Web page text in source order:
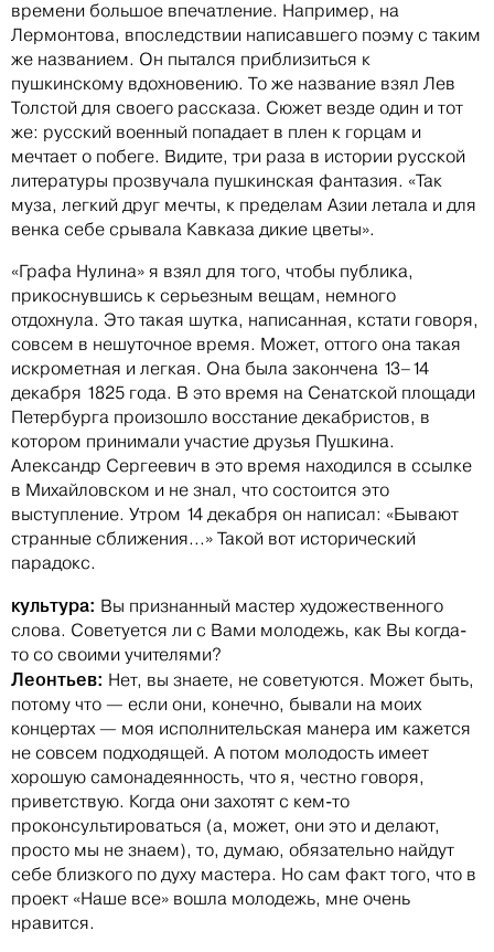
времени большое впечатление. Например, на
Лермонтова, впоследствии написавшего поэму с таким
же названием. Он пытался приблизиться к
пушкинскому вдохновению. То же название взял Лев
Толстой для своего рассказа. Сюжет везде один и тот
же: русский военный попадает в плен к горцам и
мечтает о побеге. Видите, три раза в истории русской
литературы прозвучала пушкинская фантазия. «Так
муза, легкий друг мечты, к пределам Азии летала и для
венка себе срывала Кавказа дикие цветы».
«Графа Нулина» я взял для того, чтобы публика,
прикоснувшись к серьезным вещам, немного
отдохнула. Это такая шутка, написанная, кстати говоря,
совсем в нешуточное время. Может, оттого она такая
искрометная и легкая. Она была закончена 13–14
декабря 1825 года. В это время на Сенатской площади
Петербурга произошло восстание декабристов, в
котором принимали участие друзья Пушкина.
Александр Сергеевич в это время находился в ссылке
в Михайловском и не знал, что состоится это
выступление. Утром 14 декабря он написал: «Бывают
странные сближения...» Такой вот исторический
парадокс.
культура: Вы признанный мастер художественного
слова. Советуется ли с Вами молодежь, как Вы когда-
то со своими учителями?
Леонтьев: Нет, вы знаете, не советуются. Может быть,
потому что — если они, конечно, бывали на моих
концертах — моя исполнительская манера им кажется
не совсем подходящей. А потом молодость имеет
хорошую самонадеянность, что я, честно говоря,
приветствую. Когда они захотят с кем-то
проконсультироваться (а, может, они это и делают,
просто мы не знаем), то, думаю, обязательно найдут
себе близкого по духу мастера. Но сам факт того, что в
проект «Наше все» вошла молодежь, мне очень
нравится.